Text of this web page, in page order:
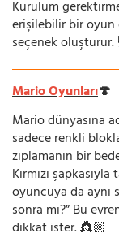
Kurulum
erişilebilir bir oyun
seçenek
Mario Oyunları🍄
Mario dünyasına
sadece renkli
zıplamanın bir
Kırmızı
oyuncuya da aynı
sonra mı?” Bu
dikkat ister. 👸🏼